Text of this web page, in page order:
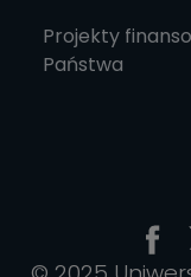
Projekty
Państwa